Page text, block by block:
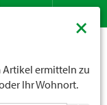
×
Artikel ermitteln zu
Ihr Wohnort.
von